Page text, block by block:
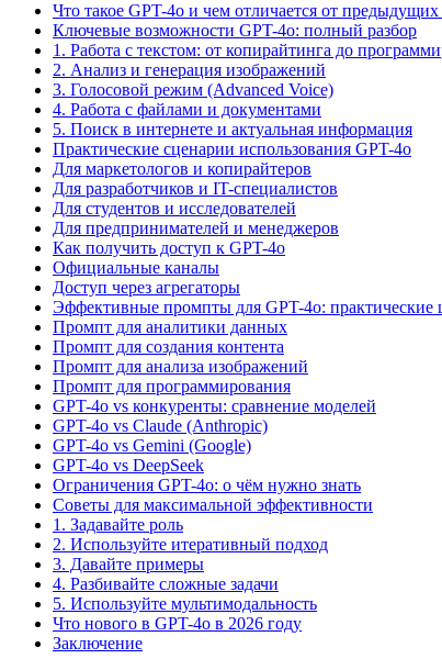
Что такое GPT-4o и чем отличается от
Ключевые возможности GPT-4o: полный разбор
1. Работа с текстом: от копирайтинга до
2. Анализ и генерация изображений
3. Голосовой режим (Advanced Voice)
4. Работа с файлами и документами
5. Поиск в интернете и актуальная информация
Практические сценарии использования GPT-4o
Для маркетологов и копирайтеров
Для разработчиков и IT-специалистов
Для студентов и исследователей
Для предпринимателей и менеджеров
Как получить доступ к GPT-4o
Официальные каналы
Доступ через агрегаторы
Эффективные промпты для GPT-4o: практические
Промпт для аналитики данных
Промпт для создания контента
Промпт для анализа изображений
Промпт для программирования
GPT-4o vs конкуренты: сравнение моделей
GPT-4o vs Claude (Anthropic)
GPT-4o vs Gemini (Google)
GPT-4o vs DeepSeek
Ограничения GPT-4o: о чём нужно знать
Советы для максимальной эффективности
1. Задавайте роль
2. Используйте итеративный подход
3. Давайте примеры
4. Разбивайте сложные задачи
5. Используйте мультимодальность
Что нового в GPT-4o в 2026 году
Заключение